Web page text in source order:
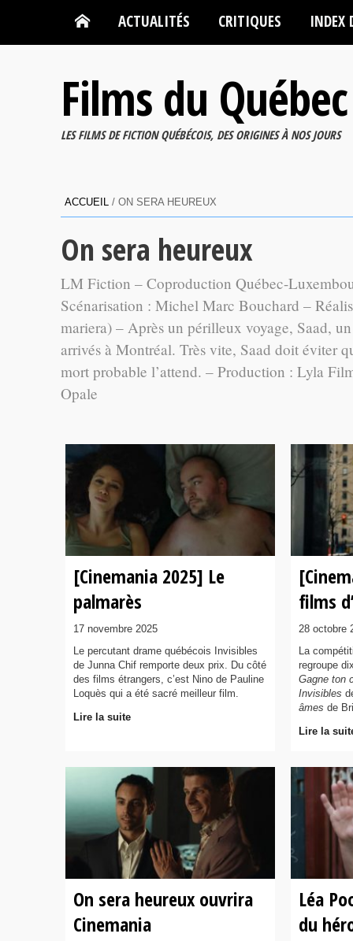
ACTUALITÉS CRITIQUES INDEX
Films du Québec
LES FILMS DE FICTION QUÉBÉCOIS, DES ORIGINES À NOS JOURS
ACCUEIL / ON SERA HEUREUX
On sera heureux
LM Fiction – Coproduction Québec-
Scénarisation : Michel Marc Bouchard –
mariera) – Après un périlleux voyage, Saad,
arrivés à Montréal. Très vite, Saad doit éviter
mort probable l’attend. – Production : Lyla
Opale
[Cinemania 2025] Le
palmarès
17 novembre 2025
Le percutant drame québécois Invisibles
de Junna Chif remporte deux prix. Du côté
des films étrangers, c’est Nino de Pauline
Loquès qui a été sacré meilleur film.
Lire la suite
films
28 octobre
La
regroupe
Gagne ton
Invisibles
âmes de
Lire la
On sera heureux ouvrira
Cinemania
Léa
du